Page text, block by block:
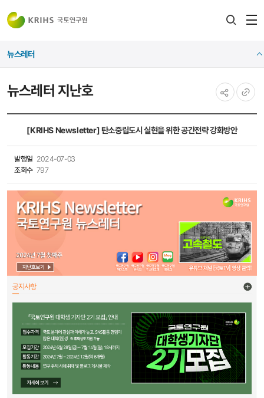
뉴스레터 지난호
뉴스레터
[KRIHS Newsletter] 탄소중립도시 실현을 위한 공간전략 강화방안
발행일 2024-07-03
조회수 797